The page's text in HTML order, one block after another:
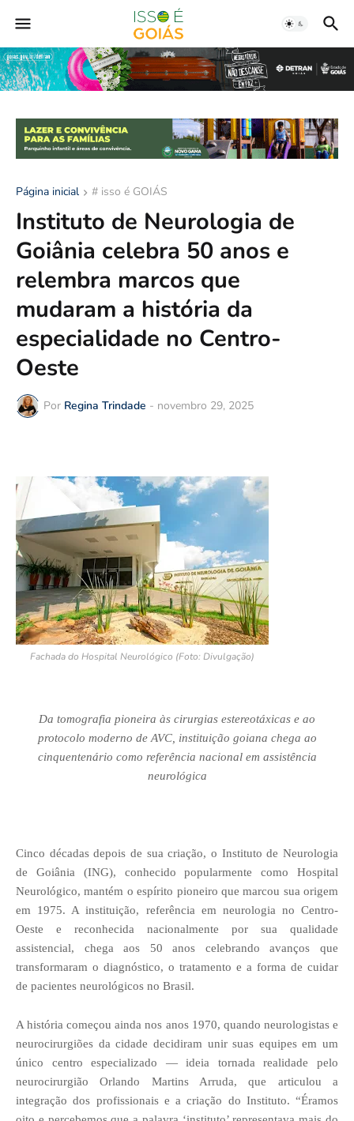
Página inicial # isso é GOIÁS
Instituto de Neurologia de
Goiânia celebra 50 anos e
relembra marcos que
mudaram a história da
especialidade no Centro-
Oeste
Por Regina Trindade - novembro 29, 2025
Fachada do Hospital Neurológico (Foto: Divulgação)
Da tomografia pioneira às cirurgias estereotáxicas e ao
protocolo moderno de AVC, instituição goiana chega ao
cinquentenário como referência nacional em assistência
neurológica
Cinco décadas depois de sua criação, o Instituto de Neurologia
de Goiânia (ING), conhecido popularmente como Hospital
Neurológico, mantém o espírito pioneiro que marcou sua origem
em 1975. A instituição, referência em neurologia no Centro-
Oeste e reconhecida nacionalmente por sua qualidade
assistencial, chega aos 50 anos celebrando avanços que
transformaram o diagnóstico, o tratamento e a forma de cuidar
de pacientes neurológicos no Brasil.
A história começou ainda nos anos 1970, quando neurologistas e
neurocirurgiões da cidade decidiram unir suas equipes em um
único centro especializado — ideia tornada realidade pelo
neurocirurgião Orlando Martins Arruda, que articulou a
integração dos profissionais e a criação do Instituto. “Éramos